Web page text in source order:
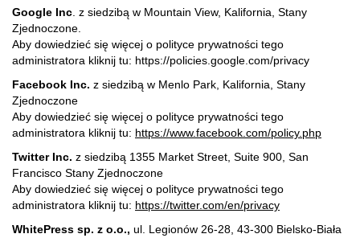
Google Inc . z siedzibą w Mountain View, Kalifornia, Stany
Zjednoczone.
Aby dowiedzieć się więcej o polityce prywatności tego
administratora kliknij tu: https://policies.google.com/privacy
Facebook Inc. z siedzibą w Menlo Park, Kalifornia, Stany
Zjednoczone
Aby dowiedzieć się więcej o polityce prywatności tego
administratora kliknij tu: https://www.facebook.com/policy.php
Twitter Inc. z siedzibą 1355 Market Street, Suite 900, San
Francisco Stany Zjednoczone
Aby dowiedzieć się więcej o polityce prywatności tego
administratora kliknij tu: https://twitter.com/en/privacy
WhitePress sp. z o.o., ul. Legionów 26-28, 43-300 Bielsko-Biała